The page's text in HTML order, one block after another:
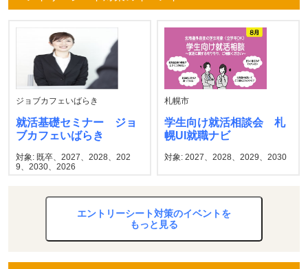
ジョブカフェいばらき
就活基礎セミナー ジョ
ブカフェいばらき
対象: 既卒、2027、2028、202
9、2030、2026
札幌市
学生向け就活相談会 札
幌UI就職ナビ
対象: 2027、2028、2029、2030
エントリーシート対策のイベントを
もっと見る